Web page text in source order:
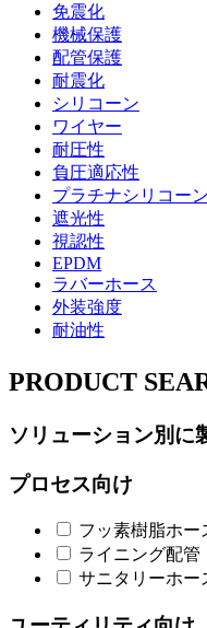
免震化
機械保護
配管保護
耐震化
シリコーン
ワイヤー
耐圧性
負圧適応性
プラチナシリコーン
遮光性
視認性
EPDM
ラバーホース
外装強度
耐油性
PRODUCT
ソリューション別に
プロセス向け
フッ素樹脂ホー
ライニング配管
サニタリーホー